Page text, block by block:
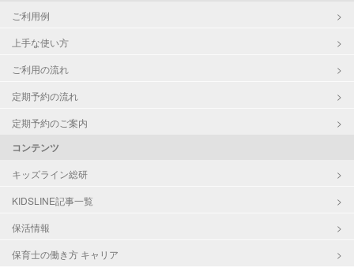
ご利用例
上手な使い方
ご利用の流れ
定期予約の流れ
定期予約のご案内
コンテンツ
キッズライン総研
KIDSLINE記事一覧
保活情報
保育士の働き方 キャリア